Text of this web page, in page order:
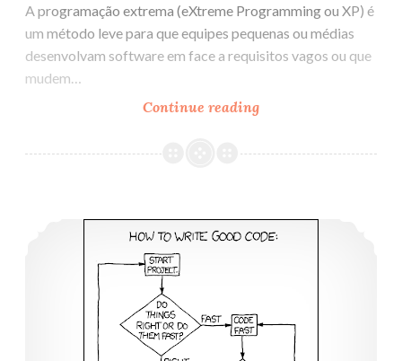
A programação extrema (eXtreme Programming ou XP) é
um método leve para que equipes pequenas ou médias
desenvolvam software em face a requisitos vagos ou que
mudem…
Continue reading
sobre
Como escrever um bom código